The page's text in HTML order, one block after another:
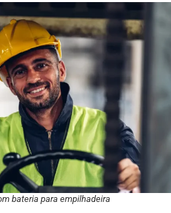
bateria para empilhadeira